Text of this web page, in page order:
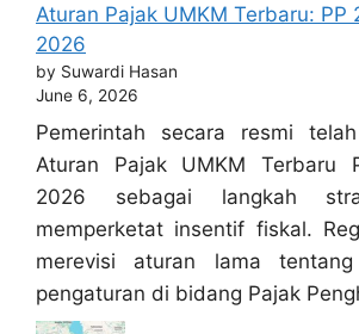
Aturan Pajak UMKM Terbaru: PP
2026
by Suwardi Hasan
June 6, 2026
Pemerintah secara resmi
Aturan Pajak UMKM Terbaru
2026 sebagai langkah
memperketat insentif fiskal.
merevisi aturan lama tentang
pengaturan di bidang Pajak